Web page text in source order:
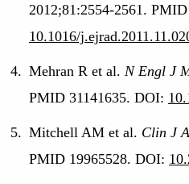
2012;81:2554-2561.
10.1016/
Mehran R et al. N Engl J
PMID 31141635. DOI:
Mitchell AM et al. Clin J
PMID 19965528. DOI: